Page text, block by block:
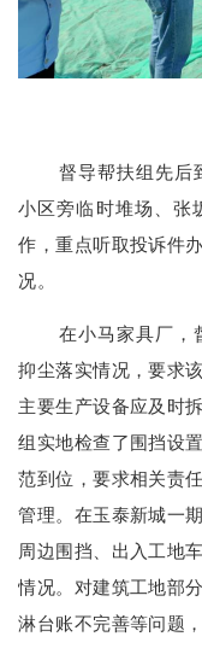
督导帮扶组先后
小区旁临时堆场、张
作，重点听取投诉件
况。
在小马家具厂，
抑尘落实情况，要求
主要生产设备应及时
组实地检查了围挡设
范到位，要求相关责
管理。在玉泰新城一
周边围挡、出入工地
情况。对建筑工地部
淋台账不完善等问题